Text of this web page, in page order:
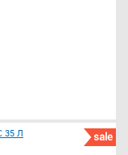
sale
35 Л